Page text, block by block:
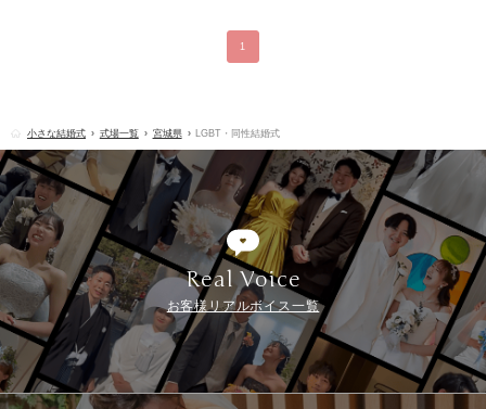
1
小さな結婚式 式場一覧 宮城県 LGBT・同性結婚式
Real Voice
お客様リアルボイス一覧